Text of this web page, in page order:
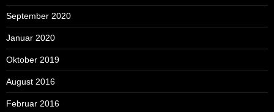
September 2020
Januar 2020
Oktober 2019
August 2016
Februar 2016